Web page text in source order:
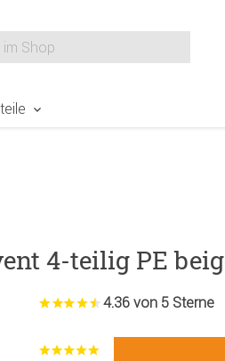
4-teilig PE
4.36 von 5 Sterne